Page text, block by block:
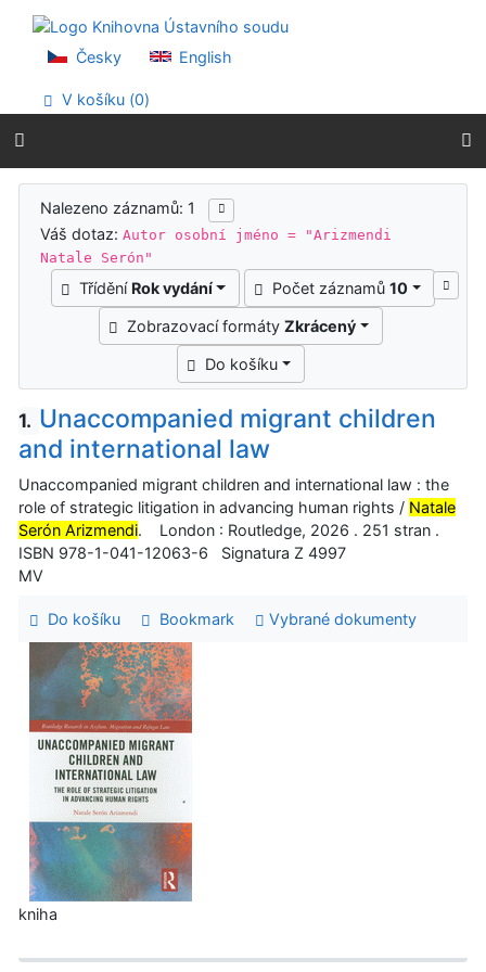
Přejít na menu
Prohlášení o webové přístupnosti
Česky English
V košíku (0)
Výsledky vyhledávání
Nalezeno záznamů: 1
Váš dotaz:Autor osobní jméno = "Arizmendi
Natale Serón"
Třídění Rok vydání Počet záznamů 10
Zobrazovací formáty Zkrácený
Do košíku
1. Unaccompanied migrant children
and international law
Unaccompanied migrant children and international law : the
role of strategic litigation in advancing human rights / Natale
Serón Arizmendi. London : Routledge, 2026 . 251 stran .
ISBN 978-1-041-12063-6 Signatura Z 4997
MV
Do košíku Bookmark Vybrané dokumenty
kniha